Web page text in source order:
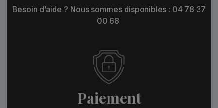
Besoin d’aide ? Nous sommes disponibles : 04 78 37
00 68
Paiement